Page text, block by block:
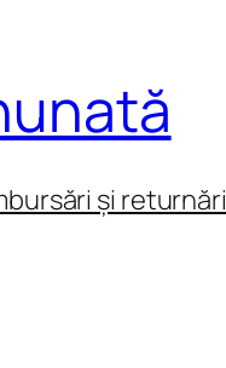
și returnări